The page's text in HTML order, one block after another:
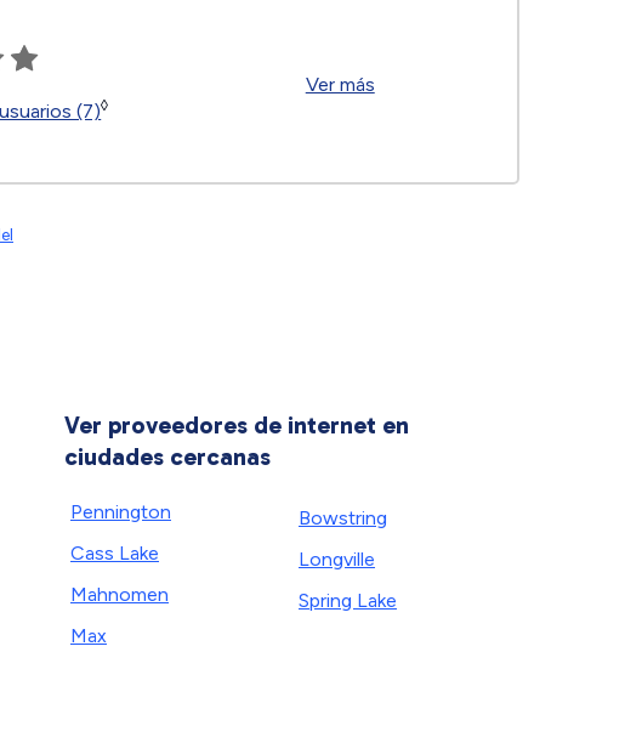
(7)◊
Ver más
Ver proveedores de internet en
ciudades cercanas
Pennington
Cass Lake
Mahnomen
Max
Bowstring
Longville
Spring Lake